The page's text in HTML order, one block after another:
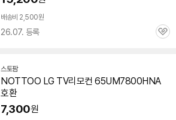
배송비 2,500원
26.07. 등록
관
스토팜네
버
이
NOTTOO LG TV리모컨 65UM7800HNA
호환
7,300원